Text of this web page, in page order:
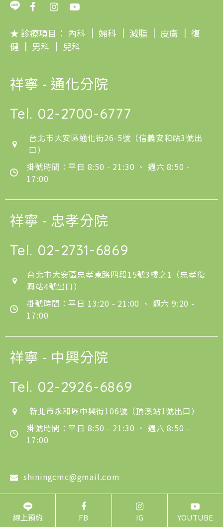
★ 診療項目： 內科 ｜ 婦科 ｜ 減脂 ｜ 皮膚 ｜ 復
健 ｜ 男科 ｜ 兒科
祥寧 - 通化分院
Tel. 02-2700-6777
台北市大安區通化街26-5號（信義安和站3號出
口）
掛號時間：平日 8:50 - 21:30 、 週六 8:50 -
17:00
祥寧 - 忠孝分院
Tel. 02-2731-6869
台北市大安區忠孝東路四段15號3樓之1（忠孝復
興站4號出口）
掛號時間：平日 13:20 - 21:00 、 週六 9:20 -
17:00
祥寧 - 中興分院
Tel. 02-2926-6869
新北市永和區中興街106號（頂溪站1號出口）
掛號時間：平日 8:50 - 21:30 、 週六 8:50 -
17:00
shiningcmc@gmail.com
線上預約 FB IG YOUTUBE